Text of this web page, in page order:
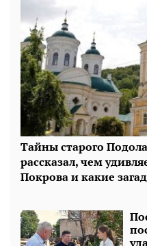
Тайны старого
рассказал, чем
Покрова и какие